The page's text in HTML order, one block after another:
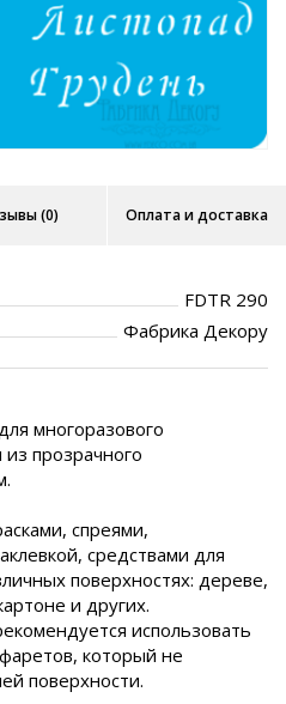
(0) Оплата и доставка
FDTR 290
Фабрика Декору
многоразового
прозрачного
спреями,
средствами для
поверхностях: дереве,
и других.
использовать
который не
поверхности.